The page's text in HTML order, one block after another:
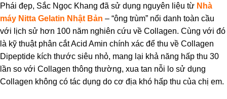
Phái đẹp, Sắc Ngọc Khang đã sử dụng nguyên liệu từ Nhà
máy Nitta Gelatin Nhật Bản – “ông trùm” nổi danh toàn cầu
với lịch sử hơn 100 năm nghiên cứu về Collagen. Cùng với đó
là kỹ thuật phân cắt Acid Amin chính xác để thu về Collagen
Dipeptide kích thước siêu nhỏ, mang lại khả năng hấp thu 30
lần so với Collagen thông thường, xua tan nỗi lo sử dụng
Collagen không có tác dụng do cơ địa khó hấp thu của chị em.